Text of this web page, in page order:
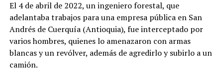
Antes de salir del inmueble con el cuerpo de la víctima,
habrían desplegado acciones para ocultar la evidencia
del crimen.
El 4 de abril de 2022, un ingeniero forestal, que
adelantaba trabajos para una empresa pública en San
Andrés de Cuerquía (Antioquia), fue interceptado por
varios hombres, quienes lo amenazaron con armas
blancas y un revólver, además de agredirlo y subirlo a un
camión.